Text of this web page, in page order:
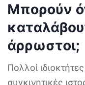
Μπορούν
άρρωστοι;
Πολλοί
συγκινητικές